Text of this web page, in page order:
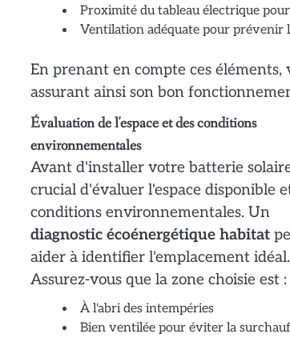
Proximité du tableau électrique
Ventilation adéquate pour prévenir
En prenant en compte ces
assurant ainsi son bon
Évaluation de l'espace et des conditions
environnementales
Avant d'installer votre batterie
crucial d'évaluer l'espace disponible
conditions environnementales. Un
diagnostic écoénergétique habitat
aider à identifier l'emplacement idéal.
Assurez-vous que la zone choisie est :
À l'abri des intempéries
Bien ventilée pour éviter la